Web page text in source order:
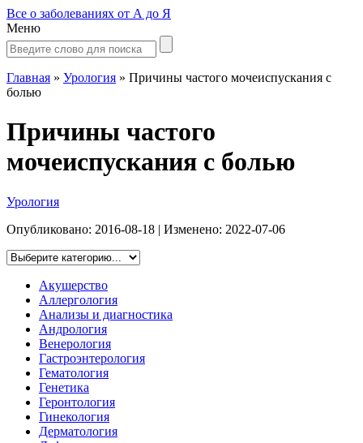
Все о заболеваниях от А до Я
Меню
Главная » Урология » Причины частого мочеиспускания с
болью
Причины частого
мочеиспускания с болью
Урология
Опубликовано: 2016-08-18 | Изменено: 2022-07-06
Акушерство
Аллергология
Анализы и диагностика
Андрология
Венерология
Гастроэнтерология
Гематология
Генетика
Геронтология
Гинекология
Дерматология